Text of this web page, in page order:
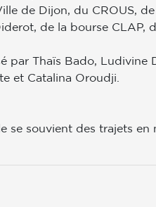
de Dijon, du CROUS, de
de la bourse CLAP,
par Thaïs Bado, Ludivine
et Catalina Oroudji.
se souvient des trajets en